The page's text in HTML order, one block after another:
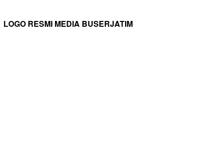
LOGO RESMI MEDIA BUSERJATIM